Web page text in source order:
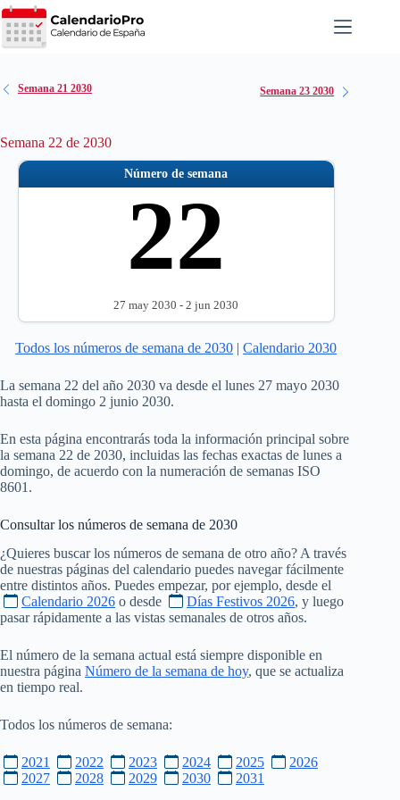
Saltar
al
contenido
Semana 21 2030 Semana 23 2030
Semana 22 de 2030
Número de semana
22
27 may 2030 - 2 jun 2030
Todos los números de semana de 2030 |Calendario 2030
La semana 22 del año 2030 va desde el lunes 27 mayo 2030
hasta el domingo 2 junio 2030.
En esta página encontrarás toda la información principal sobre
la semana 22 de 2030, incluidas las fechas exactas de lunes a
domingo, de acuerdo con la numeración de semanas ISO
8601.
Consultar los números de semana de 2030
¿Quieres buscar los números de semana de otro año? A través
de nuestras páginas del calendario puedes navegar fácilmente
entre distintos años. Puedes empezar, por ejemplo, desde el
Calendario 2026 o desde Días Festivos 2026, y luego
pasar rápidamente a las vistas semanales de otros años.
El número de la semana actual está siempre disponible en
nuestra página Número de la semana de hoy, que se actualiza
en tiempo real.
Todos los números de semana:
2021 2022 2023 2024 2025
2026
2027
2028 2029 2030 2031